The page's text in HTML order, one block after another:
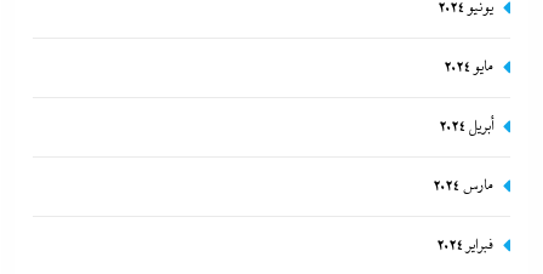
يونيو 2024
مايو 2024
أبريل 2024
مارس 2024
فبراير 2024